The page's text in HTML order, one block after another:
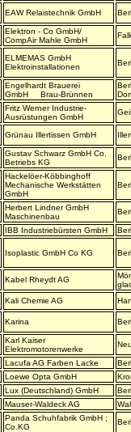
EAW Relaistechnik GmbH
Elektron - Co GmbH/
CompAir Mahle GmbH
ELMEMAS GmbH
Elektroinstallationen
Engelhardt Brauerei
GmbH Brau-Brünnen
Fritz Werner Industrie-
Ausrüstungen GmbH
Grünau Illertissen GmbH
Gustav Schwarz GmbH Co.
Betriebs KG
Hackelöer-Köbbinghoff
Mechanische Werkstätten
GmbH
Herbert Lindner GmbH
Maschinenbau
IBB Industriebürsten GmbH
Isoplastic GmbH Co KG
Kabel Rheydt AG
Kali Chemie AG
Karina
Karl Kaiser
Elektromotorenwerke
Lacufa AG Farben Lacke
Loewe Opta GmbH
Lux (Deutschland) GmbH
Mauser-Waldeck AG
Panda Schuhfabrik GmbH ;
Co.KG